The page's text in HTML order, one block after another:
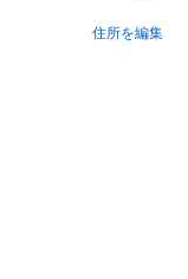
住所を編集